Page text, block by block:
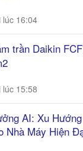
16:04
trần Daikin
15:58
AI: Xu
Nhà Máy Hiện